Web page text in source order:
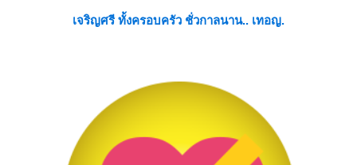
เจริญศรี ทั้งครอบครัว ชั่วกาลนาน.. เทอญ.